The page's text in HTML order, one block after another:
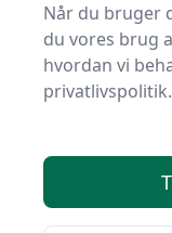
Forside Tøj og
Strømper,
Find de
Når du bruger
du vores brug
hvordan vi
privatlivspolitik.